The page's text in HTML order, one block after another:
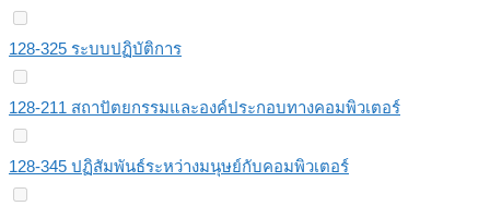
128-325 ระบบปฏิบัติการ
128-211 สถาปัตยกรรมและองค์ประกอบทางคอมพิวเตอร์
128-345 ปฏิสัมพันธ์ระหว่างมนุษย์กับคอมพิวเตอร์